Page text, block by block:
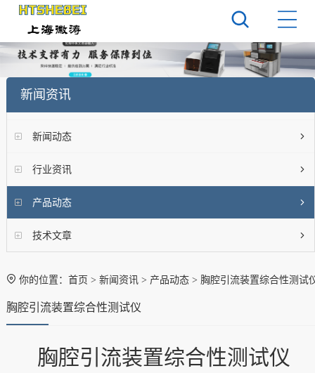
新闻资讯
新闻动态
行业资讯
产品动态
技术文章
你的位置： 首页 > 新闻资讯 > 产品动态 > 胸腔引流装置综合性测试
胸腔引流装置综合性测试仪
胸腔引流装置综合性测试仪